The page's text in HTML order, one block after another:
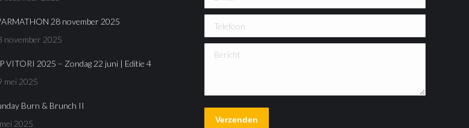
28 november 2025
november 2025
VITORI 2025 – Zondag 22 juni | Editie 4
mei 2025
Burn & Brunch II
2025
Telefoon
Bericht
Verzenden